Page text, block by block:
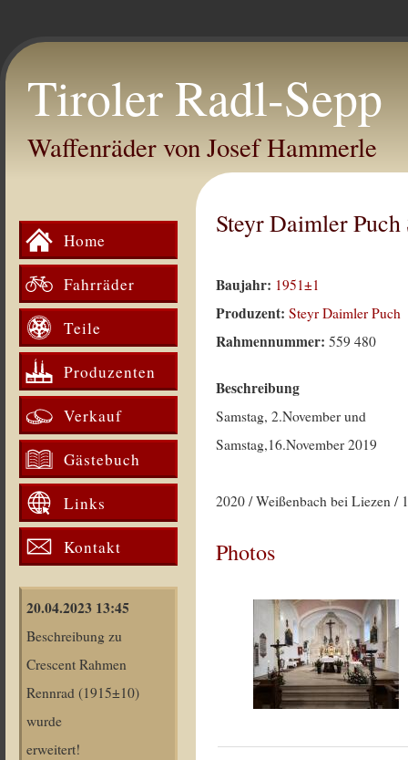
Tiroler Radl-Sepp
Waffenräder von Josef Hammerle
Home
Fahrräder
Teile
Produzenten
Verkauf
Gästebuch
Links
Kontakt
20.04.2023 13:45
Beschreibung zu
Crescent Rahmen
Rennrad (1915±10)
wurde
erweitert!
Steyr Daimler
Baujahr: 1951±1
Produzent:Steyr Daimler Puch
Rahmennummer:559 480
Beschreibung
Samstag, 2.November und
Samstag,16.November 2019
2020 / Weißenbach bei Liezen /
Photos